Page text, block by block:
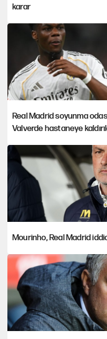
karar
Real Madrid soyunma
Valverde hastaneye
Mourinho, Real Madrid